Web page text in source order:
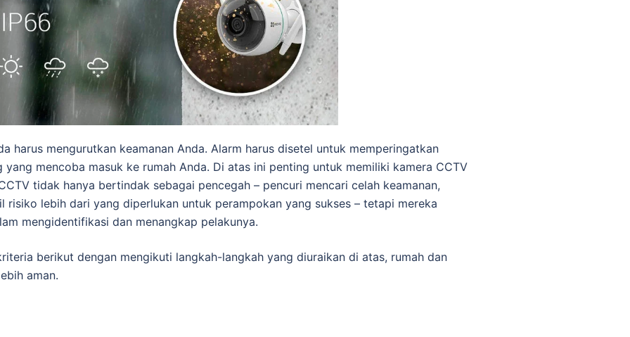
harus mengurutkan keamanan Anda. Alarm harus disetel untuk memperingatkan
mencoba masuk ke rumah Anda. Di atas ini penting untuk memiliki kamera CCTV
tidak hanya bertindak sebagai pencegah – pencuri mencari celah keamanan,
risiko lebih dari yang diperlukan untuk perampokan yang sukses – tetapi mereka
mengidentifikasi dan menangkap pelakunya.
berikut dengan mengikuti langkah-langkah yang diuraikan di atas, rumah dan
aman.